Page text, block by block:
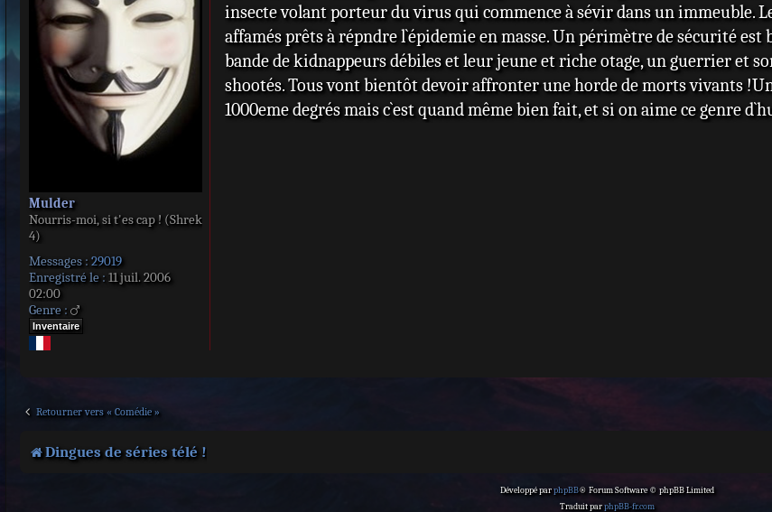
Mulder
Nourris-moi, si t'es cap ! (Shrek
4)
Messages : 29019
Enregistré le : 11 juil. 2006
02:00
Genre :
Inventaire
a
g
insecte volant porteur du virus qui commence à sévir dans un immeuble.
affamés prêts à répndre l`épidemie en masse. Un périmètre de sécurité
bande de kidnappeurs débiles et leur jeune et riche otage, un guerrier et
shootés. Tous vont bientôt devoir affronter une horde de morts vivants
1000eme degrés mais c`est quand même bien fait, et si on aime ce genre
Retourner vers « Comédie »
Dingues de séries télé !
Développé parphpBB® Forum Software © phpBB Limited
Traduit parphpBB-fr.com